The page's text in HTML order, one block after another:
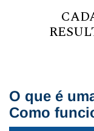
O que é
Como